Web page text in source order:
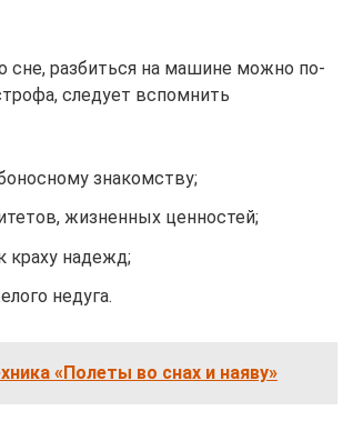
разбиться на машине можно по-
следует вспомнить
знакомству;
жизненных ценностей;
краху надежд;
недуга.
«Полеты во снах и наяву»